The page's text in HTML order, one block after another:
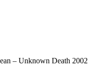
– Unknown Death 2002